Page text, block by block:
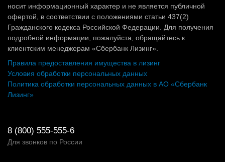
носит информационный характер и не является публичной
офертой, в соответствии с положениями статьи 437(2)
Гражданского кодекса Российской Федерации. Для получения
подробной информации, пожалуйста, обращайтесь к
клиентским менеджерам «Сбербанк Лизинг».
Правила предоставления имущества в лизинг
Условия обработки персональных данных
Политика обработки персональных данных в АО «Сбербанк
Лизинг»
8 (800) 555-555-6
Для звонков по России